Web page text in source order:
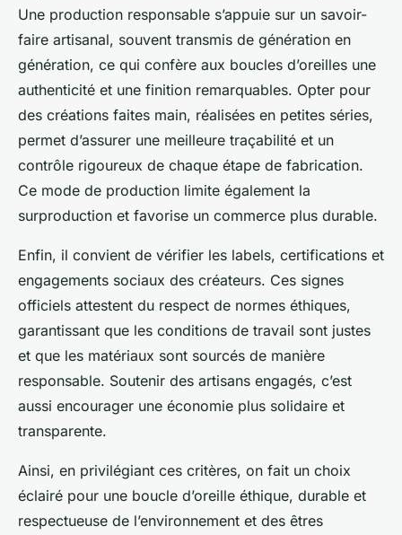
Une production responsable s’appuie sur un savoir-
faire artisanal, souvent transmis de génération en
génération, ce qui confère aux boucles d’oreilles une
authenticité et une finition remarquables. Opter pour
des créations faites main, réalisées en petites séries,
permet d’assurer une meilleure traçabilité et un
contrôle rigoureux de chaque étape de fabrication.
Ce mode de production limite également la
surproduction et favorise un commerce plus durable.
Enfin, il convient de vérifier les labels, certifications et
engagements sociaux des créateurs. Ces signes
officiels attestent du respect de normes éthiques,
garantissant que les conditions de travail sont justes
et que les matériaux sont sourcés de manière
responsable. Soutenir des artisans engagés, c’est
aussi encourager une économie plus solidaire et
transparente.
Ainsi, en privilégiant ces critères, on fait un choix
éclairé pour une boucle d’oreille éthique, durable et
respectueuse de l’environnement et des êtres